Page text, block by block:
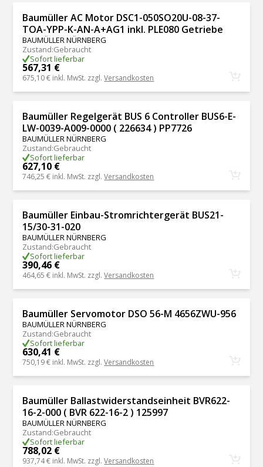
Baumüller AC Motor DSC1-050SO20U-08-37-
TOA-YPP-K-AN-A+AG1 inkl. PLE080 Getriebe
BAUMÜLLER NÜRNBERG
Zustand:Gebraucht
Sofort lieferbar
567,31 €
675,10 € inkl. MwSt. zzgl.Versandkosten
Baumüller Regelgerät BUS 6 Controller BUS6-E-
LW-0039-A009-0000 ( 226634 ) PP7726
BAUMÜLLER NÜRNBERG
Zustand:Gebraucht
Sofort lieferbar
627,10 €
746,25 € inkl. MwSt. zzgl.Versandkosten
Baumüller Einbau-Stromrichtergerät BUS21-
15/30-31-020
BAUMÜLLER NÜRNBERG
Zustand:Gebraucht
Sofort lieferbar
390,46 €
464,65 € inkl. MwSt. zzgl.Versandkosten
Baumüller Servomotor DSO 56-M 4656ZWU-956
BAUMÜLLER NÜRNBERG
Zustand:Gebraucht
Sofort lieferbar
630,41 €
750,19 € inkl. MwSt. zzgl.Versandkosten
Baumüller Ballastwiderstandseinheit BVR622-
16-2-000 ( BVR 622-16-2 ) 125997
BAUMÜLLER NÜRNBERG
Zustand:Gebraucht
Sofort lieferbar
788,02 €
937,74 € inkl. MwSt. zzgl.Versandkosten